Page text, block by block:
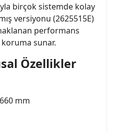
birçok sistemde kolay
versiyonu (2625515E)
performans
koruma sunar.
Özellikler
mm